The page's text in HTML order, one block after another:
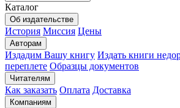
Каталог
Об издательстве
История Миссия Цены
Авторам
Издадим Вашу книгу Издать книги
переплете Образцы документов
Читателям
Как заказать Оплата Доставка
Компаниям